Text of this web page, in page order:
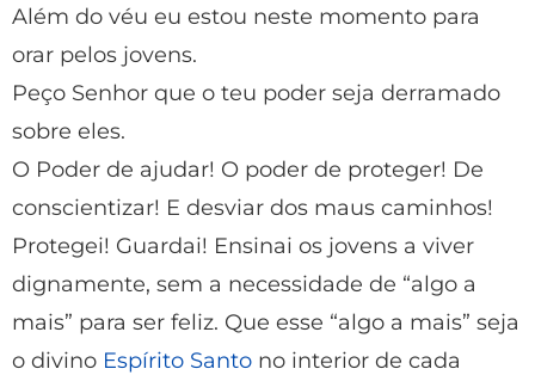
Além do véu eu estou neste momento para
orar pelos jovens.
Peço Senhor que o teu poder seja derramado
sobre eles.
O Poder de ajudar! O poder de proteger! De
conscientizar! E desviar dos maus caminhos!
Protegei! Guardai! Ensinai os jovens a viver
dignamente, sem a necessidade de “algo a
mais” para ser feliz. Que esse “algo a mais” seja
o divino Espírito Santo no interior de cada